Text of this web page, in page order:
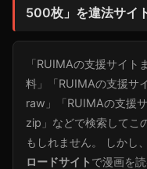
500枚」を違法サイ
「RUIMAの支援サイ
料」「RUIMAの支援サ
raw」「RUIMAの支援
zip」などで検索してこ
もしれません。 しかし、
ロードサイト で漫画を